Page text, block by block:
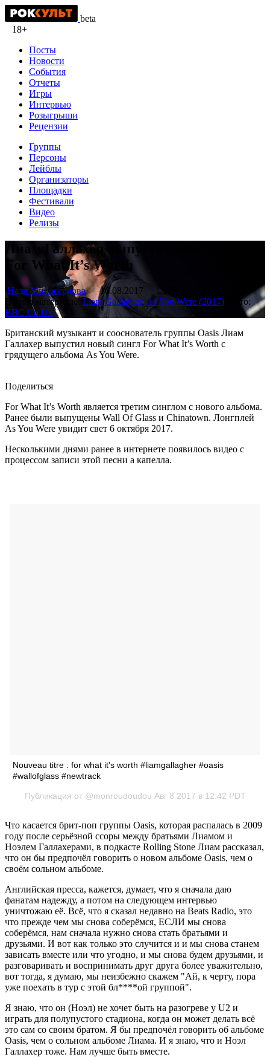
beta
18+
Посты
Новости
События
Отчеты
Игры
Интервью
Розыгрыши
Рецензии
Группы
Персоны
Лейблы
Организаторы
Площадки
Фестивали
Видео
Релизы
Лиам Галлахер выпустил новый сингл
For What It’s Worth
Надя Милосердова 10.08.2017
1 193
В этом материале: Liam Gallagher, As You Were (2017)
Фото:
BBC.Co.Uk
Британский музыкант и сооснователь группы Oasis Лиам
Галлахер выпустил новый сингл For What It’s Worth с
грядущего альбома As You Were.
Поделиться
For What It’s Worth является третим синглом с нового альбома.
Ранее были выпущены Wall Of Glass и Chinatown. Лонгплей
As You Were увидит свет 6 октября 2017.
Несколькими днями ранее в интернете появилось видео с
процессом записи этой песни а капелла.
Nouveau titre : for what it's worth #liamgallagher #oasis
#wallofglass #newtrack
Публикация от @monroudoudou Авг 8 2017 в 12:42 PDT
Что касается брит-поп группы Oasis, которая распалась в 2009
году после серьёзной ссоры между братьями Лиамом и
Ноэлем Галлахерами, в подкасте Rolling Stone Лиам рассказал,
что он бы предпочёл говорить о новом альбоме Oasis, чем о
своём сольном альбоме.
Английская пресса, кажется, думает, что я сначала даю
фанатам надежду, а потом на следующем интервью
уничтожаю её. Всё, что я сказал недавно на Beats Radio, это
что прежде чем мы снова соберёмся, ЕСЛИ мы снова
соберёмся, нам сначала нужно снова стать братьями и
друзьями. И вот как только это случится и и мы снова станем
зависать вместе или что угодно, и мы снова будем друзьями, и
разговаривать и воспринимать друг друга более уважительно,
вот тогда, я думаю, мы неизбежно скажем "Ай, к черту, пора
уже поехать в тур с этой бл****ой группой".
Я знаю, что он (Ноэл) не хочет быть на разогреве у U2 и
играть для полупустого стадиона, когда он может делать всё
это сам со своим братом. Я бы предпочёл говорить об альбоме
Oasis, чем о сольном альбоме Лиама. И я знаю, что и Ноэл
Галлахер тоже. Нам лучше быть вместе.